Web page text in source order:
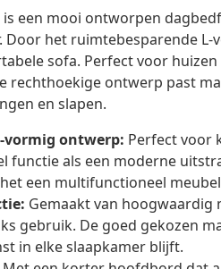
is een mooi ontworpen
Door het ruimtebesparende
sofa. Perfect voor
rechthoekige ontwerp past
en slapen.
vormig ontwerp: Perfect voor
functie als een moderne
een multifunctioneel
Gemaakt van
gebruik. De goed gekozen
in elke slaapkamer blijft.